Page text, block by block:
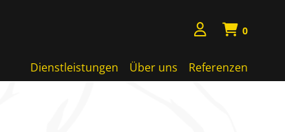
0
Dienstleistungen Über uns Referenzen